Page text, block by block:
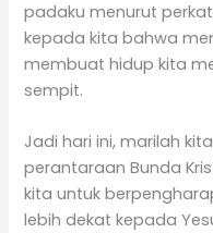
padaku menurut
kepada kita bahwa
membuat hidup kita
sempit.
Jadi hari ini, marilah
perantaraan Bunda
kita untuk
lebih dekat kepada